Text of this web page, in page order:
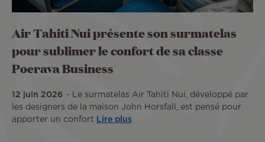
Air Tahiti Nui présente son surmatelas
pour sublimer le confort de sa classe
Poerava Business
12 juin 2026
Le surmatelas Air Tahiti Nui, développé par
les designers de la maison John Horsfall, est pensé pour
apporter un confort
Lire plus